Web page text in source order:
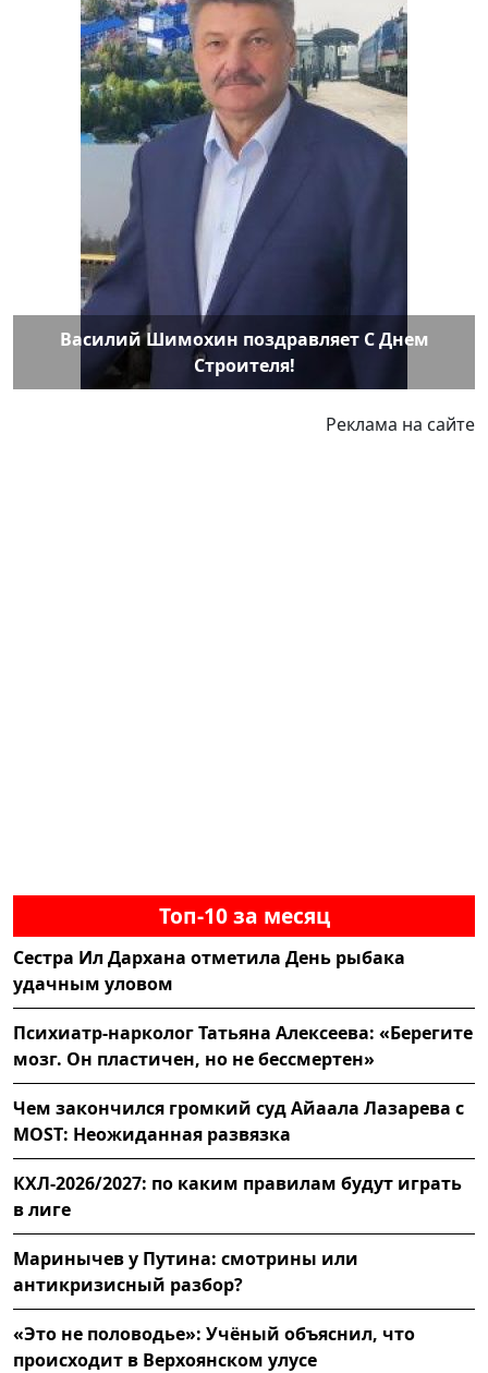
Василий Шимохин поздравляет С Днем
Строителя!
Реклама на сайте
Топ-10 за месяц
Сестра Ил Дархана отметила День рыбака
удачным уловом
Психиатр-нарколог Татьяна Алексеева: «Берегите
мозг. Он пластичен, но не бессмертен»
Чем закончился громкий суд Айаала Лазарева с
MOST: Неожиданная развязка
КХЛ-2026/2027: по каким правилам будут играть
в лиге
Маринычев у Путина: смотрины или
антикризисный разбор?
«Это не половодье»: Учёный объяснил, что
происходит в Верхоянском улусе